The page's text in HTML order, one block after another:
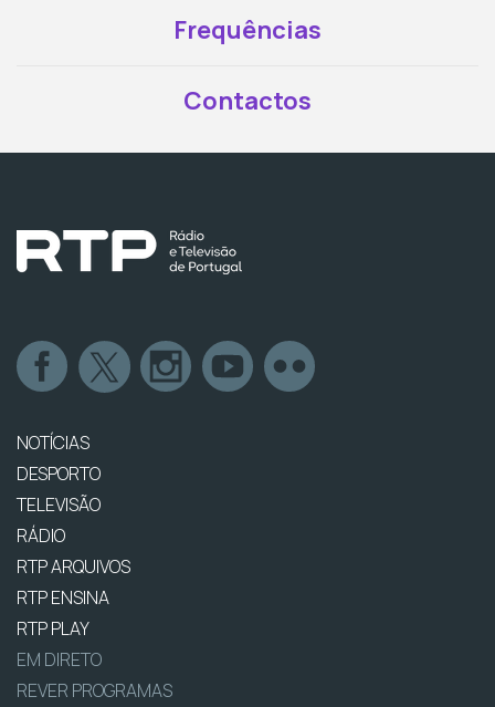
Frequências
Contactos
NOTÍCIAS
DESPORTO
TELEVISÃO
RÁDIO
RTP ARQUIVOS
RTP ENSINA
RTP PLAY
EM DIRETO
REVER PROGRAMAS